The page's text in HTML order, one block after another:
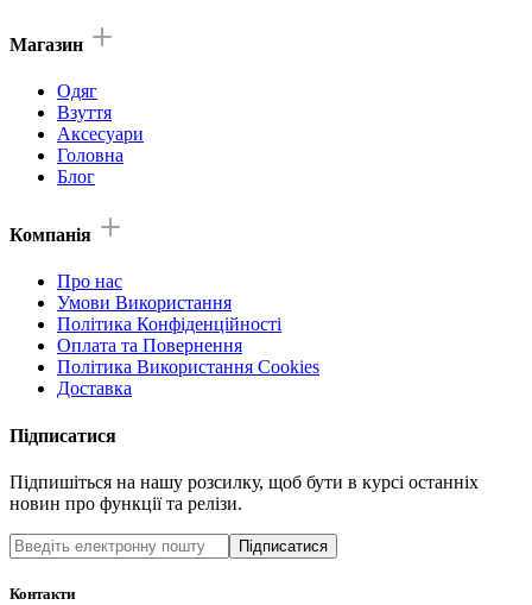
Магазин
Одяг
Взуття
Аксесуари
Головна
Блог
Компанія
Про нас
Умови Використання
Політика Конфіденційності
Оплата та Повернення
Політика Використання Cookies
Доставка
Підписатися
Підпишіться на нашу розсилку, щоб бути в курсі останніх
новин про функції та релізи.
Підписатися
Контакти